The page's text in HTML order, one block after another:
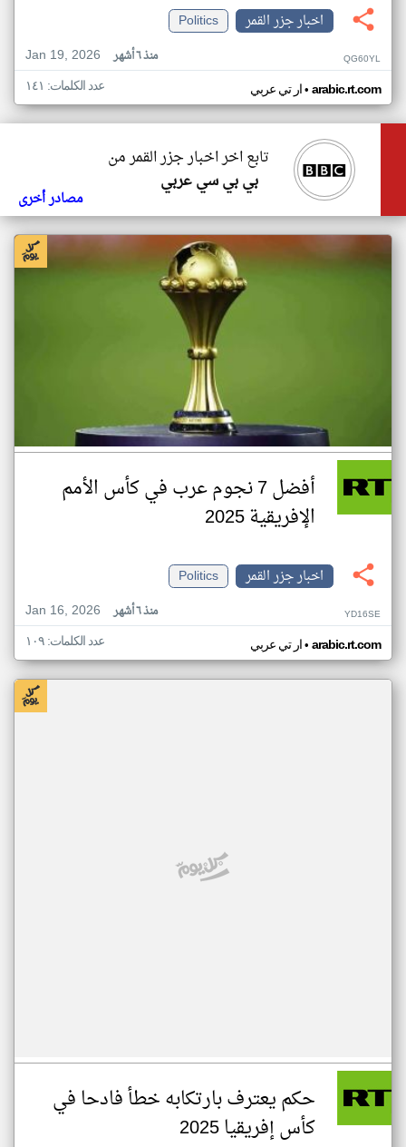
اخبار جزر القمر
Politics
Jan 19, 2026
منذ ٦ أشهر QG60YL
ار تي عربي• arabic.rt.com عدد الكلمات: ١٤١
تابع اخر اخبار جزر القمر من
بي بي سي عربي
مصادر أخرى
أفضل 7 نجوم عرب في كأس الأمم
الإفريقية 2025
اخبار جزر القمر
Politics
Jan 16, 2026
منذ ٦ أشهر YD16SE
ار تي عربي• arabic.rt.com عدد الكلمات: ١٠٩
حكم يعترف بارتكابه خطأ فادحا في
كأس إفريقيا 2025